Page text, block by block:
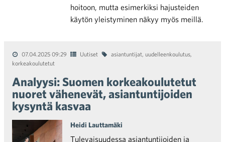
hoitoon, mutta esimerkiksi hajusteiden
käytön yleistyminen näkyy myös meillä.
07.04.2025 09:29 Uutiset asiantuntijat, uudelleenkoulutus,
korkeakoulutetut
Analyysi: Suomen korkeakoulutetut
nuoret vähenevät, asiantuntijoiden
kysyntä kasvaa
Heidi Lauttamäki
Tulevaisuudessa asiantuntijoiden ja